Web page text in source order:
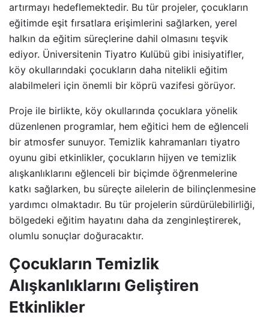
artırmayı hedeflemektedir. Bu tür projeler, çocukların
eğitimde eşit fırsatlara erişimlerini sağlarken, yerel
halkın da eğitim süreçlerine dahil olmasını teşvik
ediyor. Üniversitenin Tiyatro Kulübü gibi inisiyatifler,
köy okullarındaki çocukların daha nitelikli eğitim
alabilmeleri için önemli bir köprü vazifesi görüyor.
Proje ile birlikte, köy okullarında çocuklara yönelik
düzenlenen programlar, hem eğitici hem de eğlenceli
bir atmosfer sunuyor. Temizlik kahramanları tiyatro
oyunu gibi etkinlikler, çocukların hijyen ve temizlik
alışkanlıklarını eğlenceli bir biçimde öğrenmelerine
katkı sağlarken, bu süreçte ailelerin de bilinçlenmesine
yardımcı olmaktadır. Bu tür projelerin sürdürülebilirliği,
bölgedeki eğitim hayatını daha da zenginleştirerek,
olumlu sonuçlar doğuracaktır.
Çocukların Temizlik
Alışkanlıklarını Geliştiren
Etkinlikler